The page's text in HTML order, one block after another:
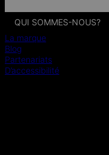
QUI SOMMES-NOUS?
La marque
Blog
Partenariats
D’accessibilité